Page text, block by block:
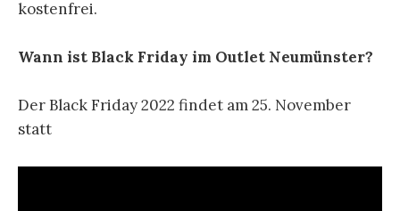
kostenfrei.
Wann ist Black Friday im Outlet Neumünster?
Der Black Friday 2022 findet am 25. November
statt